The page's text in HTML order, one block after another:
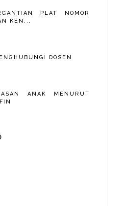
PLAT NOMOR
KEN...
DOSEN
ANAK MENURUT